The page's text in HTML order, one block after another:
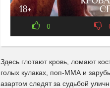
0
Здесь глотают кровь, ломают
голых кулаках, поп‑ММА и
азартом следят за судьбой